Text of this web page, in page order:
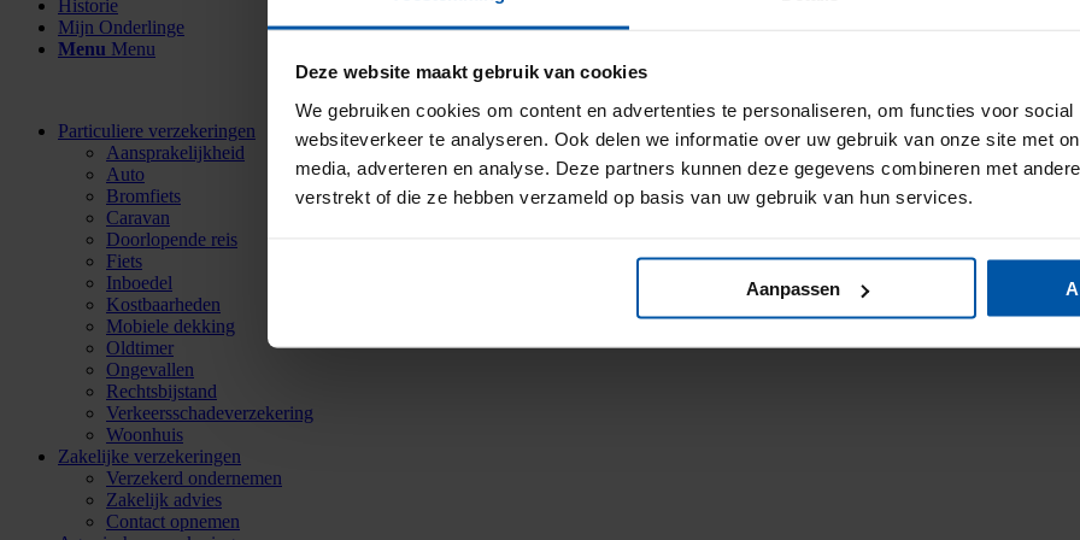
Deze website maakt gebruik van cookies
We gebruiken cookies om content en advertenties te personaliseren, om functies voor
websiteverkeer te analyseren. Ook delen we informatie over uw gebruik van onze site met
media, adverteren en analyse. Deze partners kunnen deze gegevens combineren met
verstrekt of die ze hebben verzameld op basis van uw gebruik van hun services.
Aanpassen
Historie
Mijn Onderlinge
Menu Menu
Particuliere verzekeringen
Aansprakelijkheid
Auto
Bromfiets
Caravan
Doorlopende reis
Fiets
Inboedel
Kostbaarheden
Mobiele dekking
Oldtimer
Ongevallen
Rechtsbijstand
Verkeersschadeverzekering
Woonhuis
Zakelijke verzekeringen
Verzekerd ondernemen
Zakelijk advies
Contact opnemen